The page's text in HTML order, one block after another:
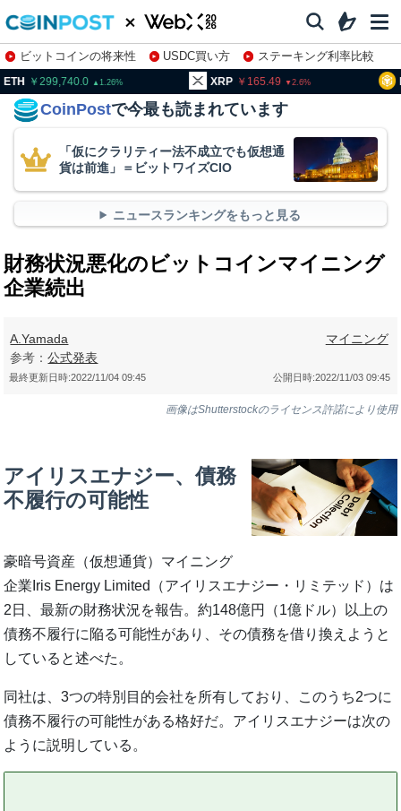
ビットコインの将来性 USDC買い方
ステーキング利率比較
株特集・関連銘柄
1.26 165.49 2.6 BNB
CoinPostで今最も読まれています
「仮にクラリティー法不成立でも仮想通
貨は前進」＝ビットワイズCIO
ニュースランキングをもっと見る
財務状況悪化のビットコインマイニング
企業続出
A.Yamada
参考：公式発表
マイニング
公開日時:2022/11/03 09:45
最終更新日時:2022/11/04 09:45
画像はShutterstockのライセンス許諾により使用
アイリスエナジー、債務
不履行の可能性
豪暗号資産（仮想通貨）マイニング
企業Iris Energy Limited（アイリスエナジー・リミテッド）は
2日、最新の財務状況を報告。約148億円（1億ドル）以上の
債務不履行に陥る可能性があり、その債務を借り換えようと
していると述べた。
同社は、3つの特別目的会社を所有しており、このうち2つに
債務不履行の可能性がある格好だ。アイリスエナジーは次の
ように説明している。